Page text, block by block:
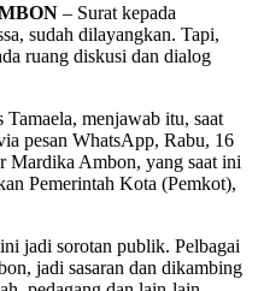
– Surat kepada
sudah dilayangkan. Tapi,
ruang diskusi dan dialog
menjawab itu, saat
pesan WhatsApp, Rabu, 16
Mardika Ambon, yang saat ini
Pemerintah Kota (Pemkot),
jadi sorotan publik. Pelbagai
jadi sasaran dan dikambing